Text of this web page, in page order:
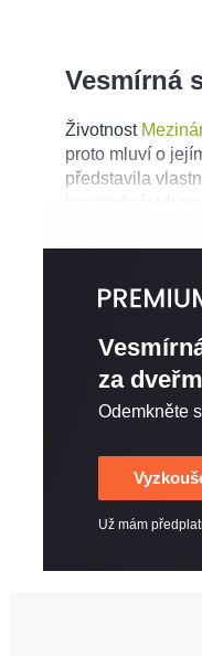
Vesmírná
Životnost
proto mluví o
představila
konstrukcí
za
Odemkněte
Už mám